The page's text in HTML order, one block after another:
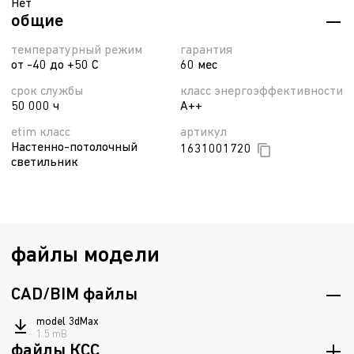
Нет
общие
температурный режим
от -40 до +50 С
срок службы
50 000 ч
etim класс
Настенно-потолочный
светильник
гарантия
60 мес
класс энергоэффективности
A++
артикул
1631001720
файлы модели
CAD/BIM файлы
model 3dMax
1.5 mB